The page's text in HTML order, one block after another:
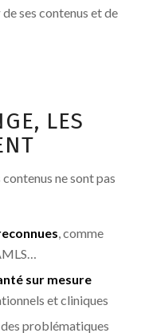
de ses contenus et de
LES
ne sont pas
, comme
sur mesure
et cliniques
problématiques